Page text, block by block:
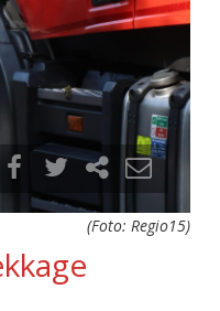
(Foto: Regio15)